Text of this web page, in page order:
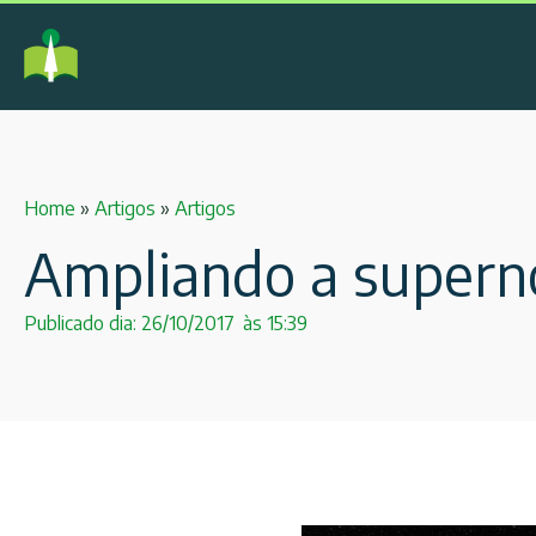
Home » Artigos » Artigos
Ampliando a
Publicado dia: 26/10/2017 às 15:39